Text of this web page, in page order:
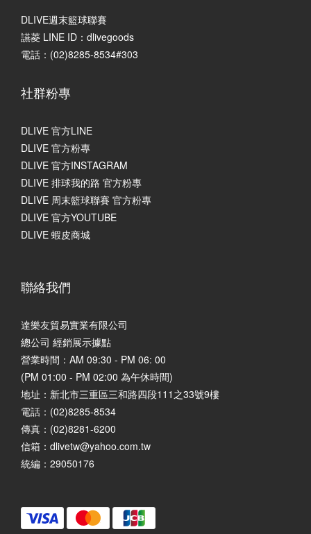
DLIVE週末籃球聯賽
讌菱 LINE ID：dlivegoods
電話：(02)8285-8534#303
社群粉專
DLIVE 官方LINE
DLIVE 官方粉專
DLIVE 官方INSTAGRAM
DLIVE 排球我的路 官方粉專
DLIVE 周末籃球聯賽 官方粉專
DLIVE 官方YOUTUBE
DLIVE 蝦皮商城
聯絡我們
達樂友貿易實業有限公司
總公司 經銷展示據點
營業時間：AM 09:30 - PM 06: 00
(PM 01:00 - PM 02:00 為午休時間)
地址： 新北市三重區三和路四段111之33號9樓
電話：(02)8285-8534
傳真：(02)8281-6200
信箱：dlivetw@yahoo.com.tw
統編：29050176